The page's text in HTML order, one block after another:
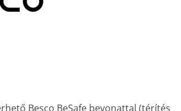
Besco BeSafe bevonattal (térítés